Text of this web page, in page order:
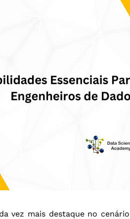
vez mais destaque no cenário